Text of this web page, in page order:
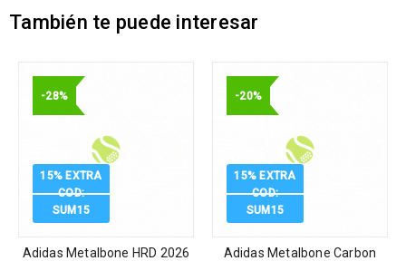
También te puede interesar
-28%
15% EXTRA
COD:
SUM15
Adidas Metalbone HRD 2026
-20%
15% EXTRA
COD:
SUM15
Adidas Metalbone Carbon